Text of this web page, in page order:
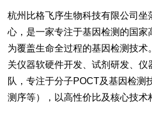
杭州比格飞序生物科技有限公司坐
心，是一家专注于基因检测的国家
为覆盖生命全过程的基因检测技术
关仪器软硬件开发、试剂研发、仪
队，专注于分子POCT及基因检测
测序等），以高性价比及核心技术